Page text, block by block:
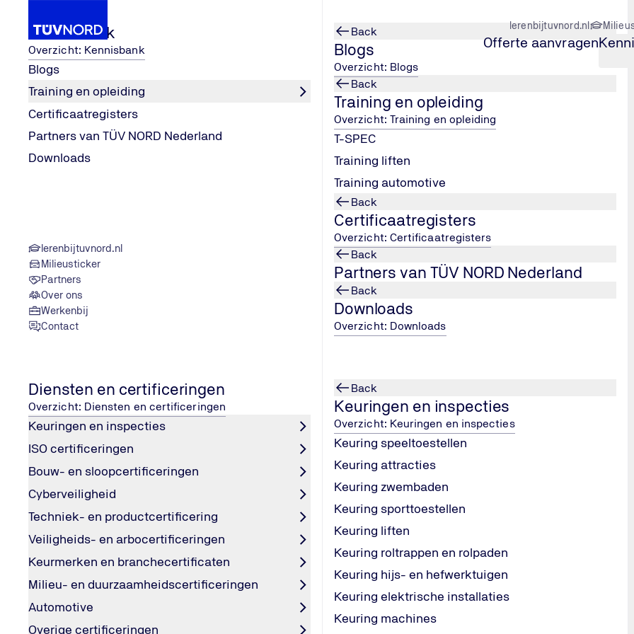
lerenbijtuvnord.nl
Offerte aanvragen
Kennisbank
Overzicht: Kennisbank
Blogs
Training en opleiding
Certificaatregisters
Partners van TÜV NORD Nederland
Downloads
lerenbijtuvnord.nl
Milieusticker
Partners
Over ons
Werkenbij
Contact
Back
Blogs
Overzicht: Blogs
Back
Training en opleiding
Overzicht: Training en opleiding
T-SPEC
Training liften
Training automotive
Back
Certificaatregisters
Overzicht: Certificaatregisters
Back
Partners van TÜV NORD Nederland
Back
Downloads
Overzicht: Downloads
Diensten en certificeringen
Overzicht: Diensten en certificeringen
Keuringen en inspecties
ISO certificeringen
Bouw- en sloopcertificeringen
Cyberveiligheid
Techniek- en productcertificering
Veiligheids- en arbocertificeringen
Keurmerken en branchecertificaten
Milieu- en duurzaamheidscertificeringen
Automotive
Overige certificeringen
Back
Keuringen en inspecties
Overzicht: Keuringen en inspecties
Keuring speeltoestellen
Keuring attracties
Keuring zwembaden
Keuring sporttoestellen
Keuring liften
Keuring roltrappen en rolpaden
Keuring hijs- en hefwerktuigen
Keuring elektrische installaties
Keuring machines
Home
Diensten en certificeringen BRL certificering BRL SIKB 7000 certificering
BRL SIKB 7000 certificering
Zeker van veilige en conforme bodemsaneringen
Met het BRL SIKB 7000-certificaat toon je aan dat je
bodemsaneringsprojecten uitvoert volgens vastgestelde protocollen
en wettelijke eisen. TÜV NORD beoordeelt onafhankelijk je processen
en kwaliteitsmanagement, zodat je voldoet aan de richtlijnen én
vertrouwen wekt bij opdrachtgevers en toezichthouders.
Vraag certificering aan